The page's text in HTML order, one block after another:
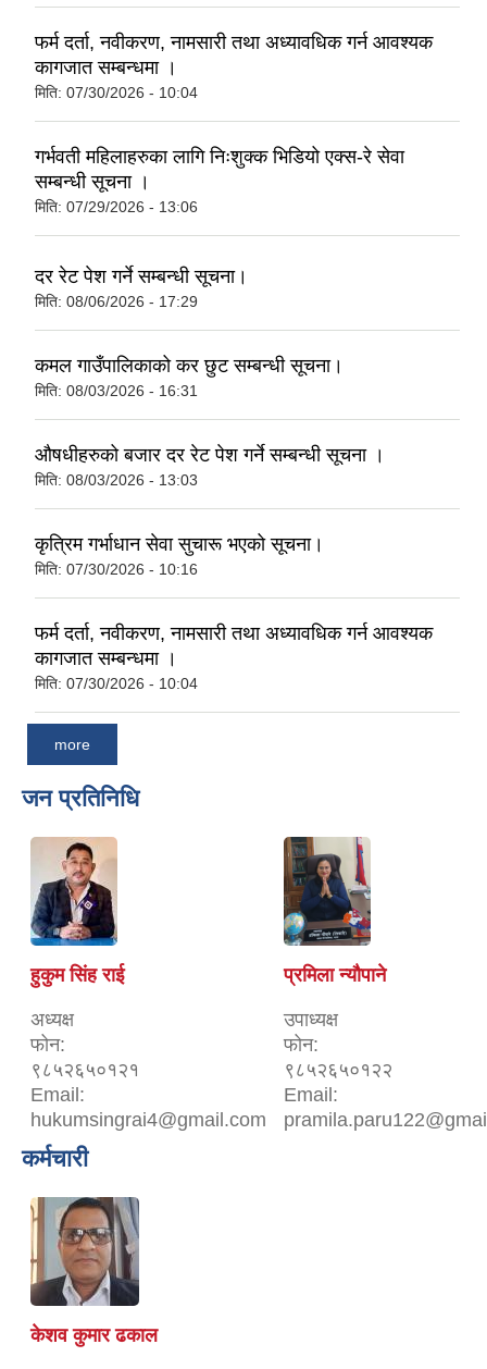
फर्म दर्ता, नवीकरण, नामसारी तथा अध्यावधिक गर्न आवश्यक
कागजात सम्बन्धमा ।
मिति: 07/30/2026 - 10:04
गर्भवती महिलाहरुका लागि निःशुक्क भिडियो एक्स-रे सेवा
सम्बन्धी सूचना ।
मिति: 07/29/2026 - 13:06
दर रेट पेश गर्ने सम्बन्धी सूचना।
मिति: 08/06/2026 - 17:29
कमल गाउँपालिकाको कर छुट सम्बन्धी सूचना।
मिति: 08/03/2026 - 16:31
औषधीहरुको बजार दर रेट पेश गर्ने सम्बन्धी सूचना ।
मिति: 08/03/2026 - 13:03
कृत्रिम गर्भाधान सेवा सुचारू भएको सूचना।
मिति: 07/30/2026 - 10:16
फर्म दर्ता, नवीकरण, नामसारी तथा अध्यावधिक गर्न आवश्यक
कागजात सम्बन्धमा ।
मिति: 07/30/2026 - 10:04
more
जन प्रतिनिधि
हुकुम सिंह राई
अध्यक्ष
फोन:
९८५२६५०१२१
Email:
hukumsingrai4@gmail.com
प्रमिला न्यौपाने
उपाध्यक्ष
फोन:
९८५२६५०१२२
Email:
कर्मचारी
केशव कुमार ढकाल